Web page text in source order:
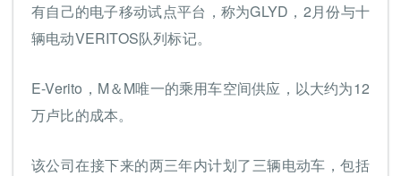
有自己的电子移动试点平台，称为GLYD，2月份与十
辆电动VERITOS队列标记。
E-Verito，M＆M唯一的乘用车空间供应，以大约为12
万卢比的成本。
该公司在接下来的两三年内计划了三辆电动车，包括